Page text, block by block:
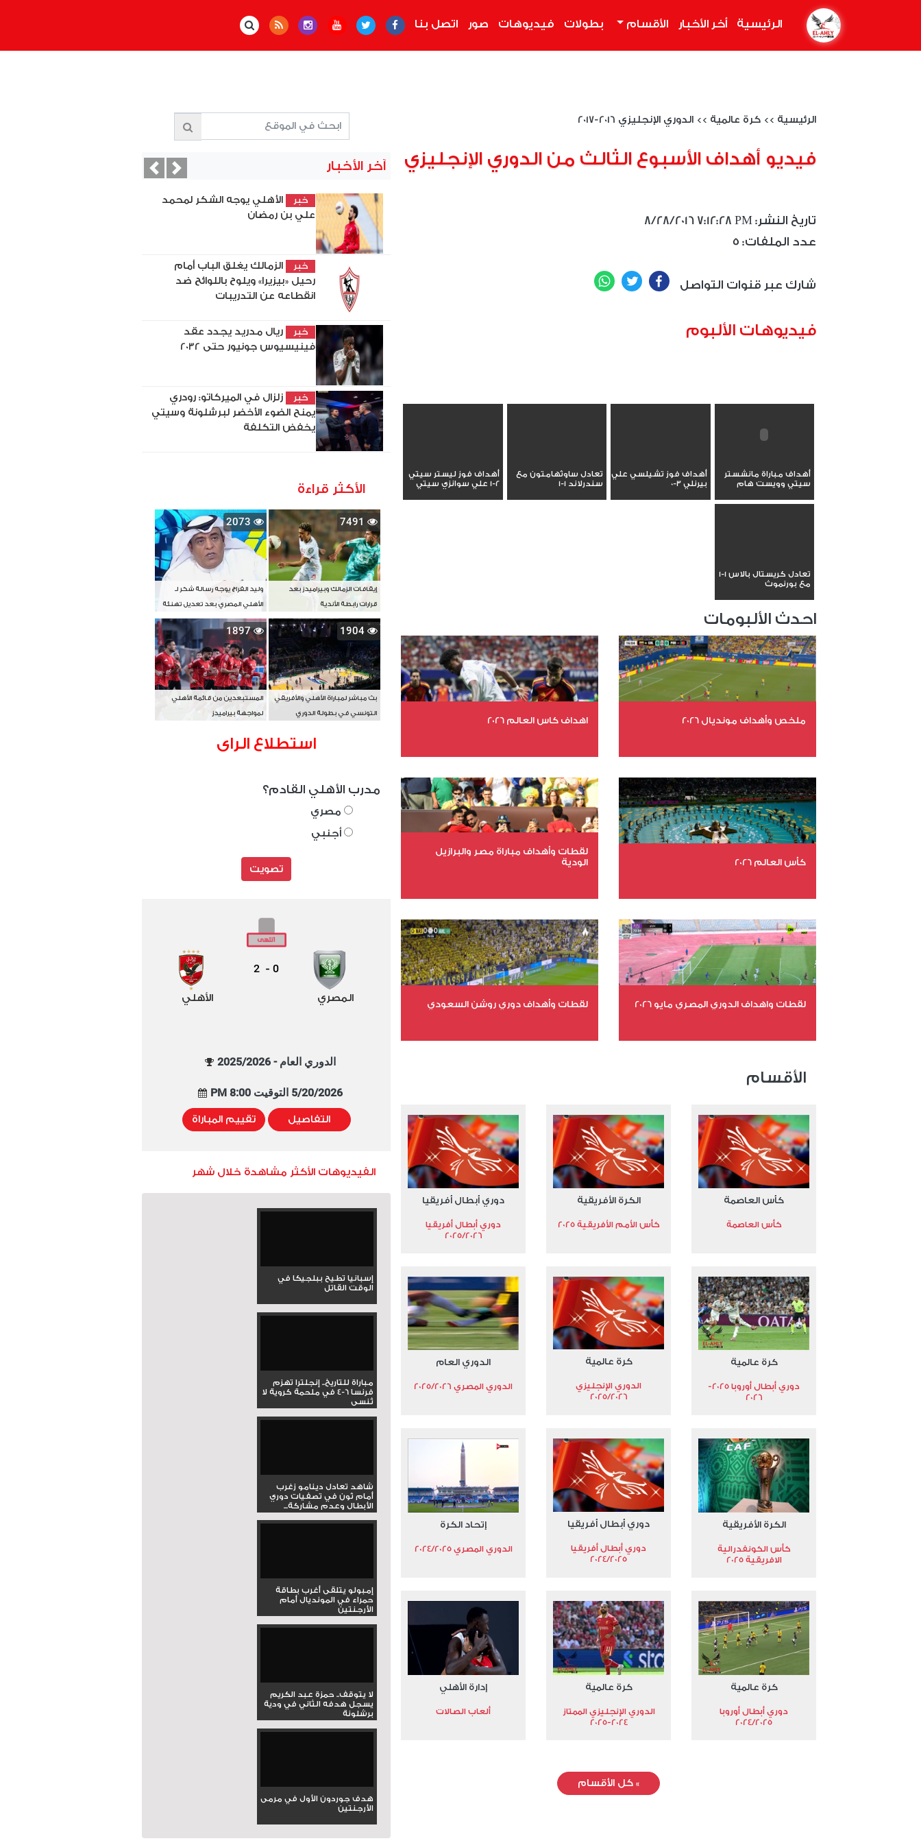
الرئيسية أخر الأخبار الأقسام بطولات فيديوهات صور اتصل بنا
الرئيسية >> كرة عالمية >> الدوري الإنجليزي 2016-2017
فيديو أهداف الأسبوع الثالث من الدوري الإنجليزي
8/28/2016 7:12:28 PM :تاريخ النشر
5 :عدد الملفات
شارك عبر قنوات التواصل Facebook
Twitter
WhatsApp
فيديوهات الألبوم
أهداف مباراة مانشستر
سيتي وويست هام
أهداف فوز تشيلسي علي
بيرنلي 3-0
تعادل ساوثهامتون مع
سندرلاند 1-1
أهداف فوز ليستر سيتي
2-1 علي سوانزي سيتي
تعادل كريستال بالاس 1-1
مع بورنموث
احدث الألبومات
ملخص وأهداف مونديال 2026
عدد المشاهدات 4866
اهداف كاس العالم 2026
عدد المشاهدات 1983
كأس العالم 2026
عدد المشاهدات 10833
لقطات وأهداف مباراة مصر والبرازيل
الودية
عدد المشاهدات 15743
لقطات واهداف الدوري المصري مايو 2026 لقطات وأهداف دوري روشن السعودي
الأقسام
كأس العاصمة
كأس العاصمة
الكرة الأفريقية
كأس الأمم الأفريقية 2025
دوري أبطال أفريقيا
دوري أبطال أفريقيا
2025/2026
كرة عالمية
دوري أبطال أوروبا 2025-
2026
كرة عالمية
الدوري الإنجليزي
2025/2026
الدوري العام
الدوري المصري 2025/2026
الكرة الأفريقية
كأس الكونفدرالية
الافريقية 2025
دوري أبطال أفريقيا
دوري أبطال أفريقيا
2024/2025
إتحاد الكرة
الدوري المصري 2024/2025
كرة عالمية
دوري أبطال أوروبا
2024/2025
كرة عالمية
الدوري الإنجليزي الممتاز
2024-2025
إدارة الأهلي
ألعاب الصالات
»كل الأقسام
آخر الأخبار
خبر
الأهلي يوجه الشكر لمحمد
علي بن رمضان
خبر
الزمالك يغلق الباب أمام
رحيل «بيزيرا» ويلوح باللوائح ضد
انقطاعه عن التدريبات
خبر
ريال مدريد يجدد عقد
فينيسيوس جونيور حتى 2032
خبر
زلزال في الميركاتو: رودري
يمنح الضوء الأخضر لبرشلونة وسيتي
يخفض التكلفة
PreviousNext
الأكثر قراءة
7491
إيقافات الزمالك وبيراميدز بعد
قرارات رابطة الأندية
2073
وليد الفراج يوجه رسالة شكر لـ
الأهلي المصري بعد تعديل تهنئة
بطل آسيا
1904
بث مباشر لمباراة الأهلي والأفريقي
التونسي في بطولة الدوري
1897
المستبعدين من قائمة الأهلي
لمواجهة بيراميدز
استطلاع الراى
مدرب الأهلي القادم؟
مصري
أجنبي
تصويت
المصري
0
-
2
الأهلي
الدوري العام - 2025/2026
5/20/2026 التوقيت 8:00 PM
التفاصيل تقييم المباراة
الفيديوهات الأكثر مشاهدة خلال شهر
إسبانيا تطيح ببلجيكا في
الوقت القاتل
مباراة للتاريخ.. إنجلترا تهزم
فرنسا 6-4 في ملحمة كروية لا
تُنسى
شاهد تعادل دينامو زغرب
أمام ثون في تصفيات دوري
الأبطال وعدم مشاركة...
إمبولو يتلقى أغرب بطاقة
حمراء في المونديال أمام
الأرجنتين
لا يتوقف.. حمزة عبد الكريم
يسجل هدفه الثاني في ودية
برشلونة
هدف جوردون الأول في مرمى
الأرجنتين